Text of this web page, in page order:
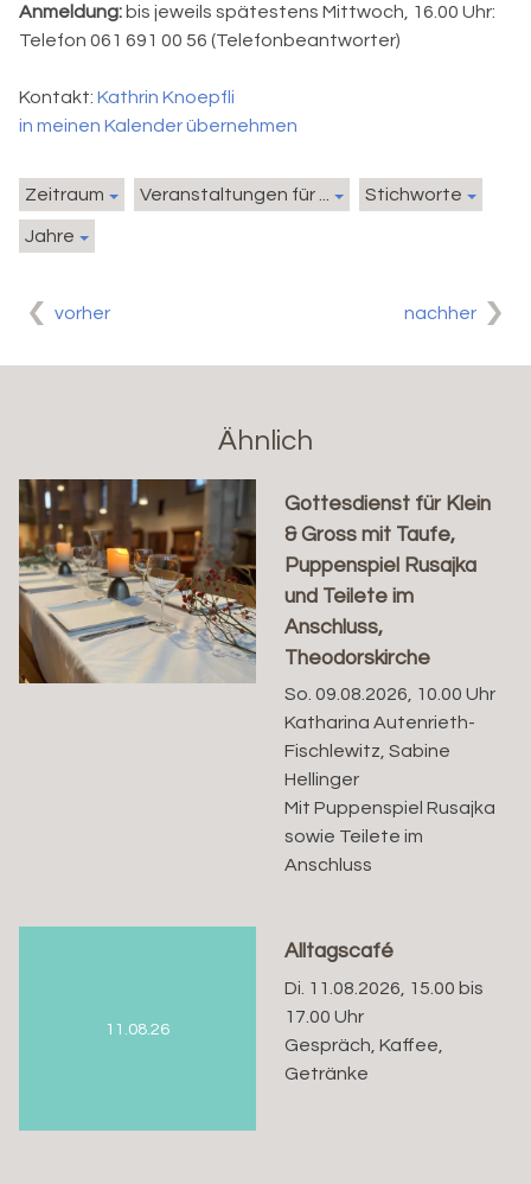
Anmeldung: bis jeweils spätestens Mittwoch, 16.00 Uhr:
Telefon 061 691 00 56 (Telefonbeantworter)
Kontakt: Kathrin Knoepfli
in meinen Kalender übernehmen
Zeitraum Veranstaltungen für ... Stichworte
Jahre
vorher nachher
Ähnlich
Gottesdienst für Klein
& Gross mit Taufe,
Puppenspiel Rusajka
und Teilete im
Anschluss,
Theodorskirche
So. 09.08.2026, 10.00 Uhr
Katharina Autenrieth-
Fischlewitz, Sabine
Hellinger
Mit Puppenspiel Rusajka
sowie Teilete im
Anschluss
11.08.26
Alltagscafé
Di. 11.08.2026, 15.00 bis
17.00 Uhr
Gespräch, Kaffee,
Getränke